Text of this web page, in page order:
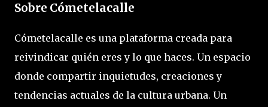
Sobre Cómetelacalle
Cómetelacalle es una plataforma creada para
reivindicar quién eres y lo que haces. Un espacio
donde compartir inquietudes, creaciones y
tendencias actuales de la cultura urbana. Un